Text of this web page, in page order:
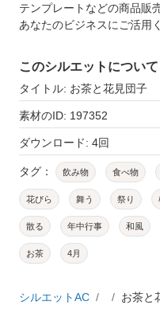
テンプレートなどの商品販
あなたのビジネスにご活用
このシルエットについて
タイトル: お茶と花見団子
素材のID: 197352
ダウンロード: 4回
タグ： 飲み物 食べ物
花びら 舞う 祭り
散る 年中行事 和風
お茶 4月
シルエットAC お茶と